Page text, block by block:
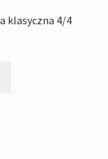
klasyczna 4/4